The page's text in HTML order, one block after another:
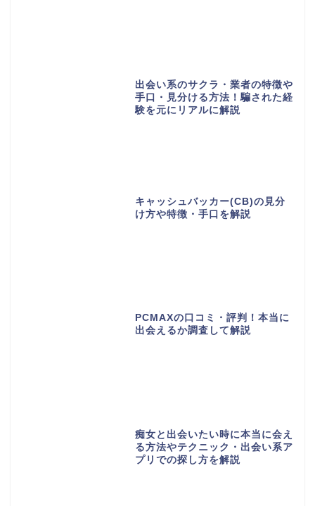
出会い系のサクラ・業者の特徴や
手口・見分ける方法！騙された経
験を元にリアルに解説
キャッシュバッカー(CB)の見分
け方や特徴・手口を解説
PCMAXの口コミ・評判！本当に
出会えるか調査して解説
痴女と出会いたい時に本当に会え
る方法やテクニック・出会い系ア
プリでの探し方を解説